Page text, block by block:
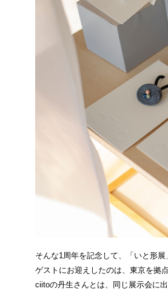
そんな1周年を記念して、「いと形展
ゲストにお迎えしたのは、東京を拠
ciitoの丹生さんとは、同じ展示会に